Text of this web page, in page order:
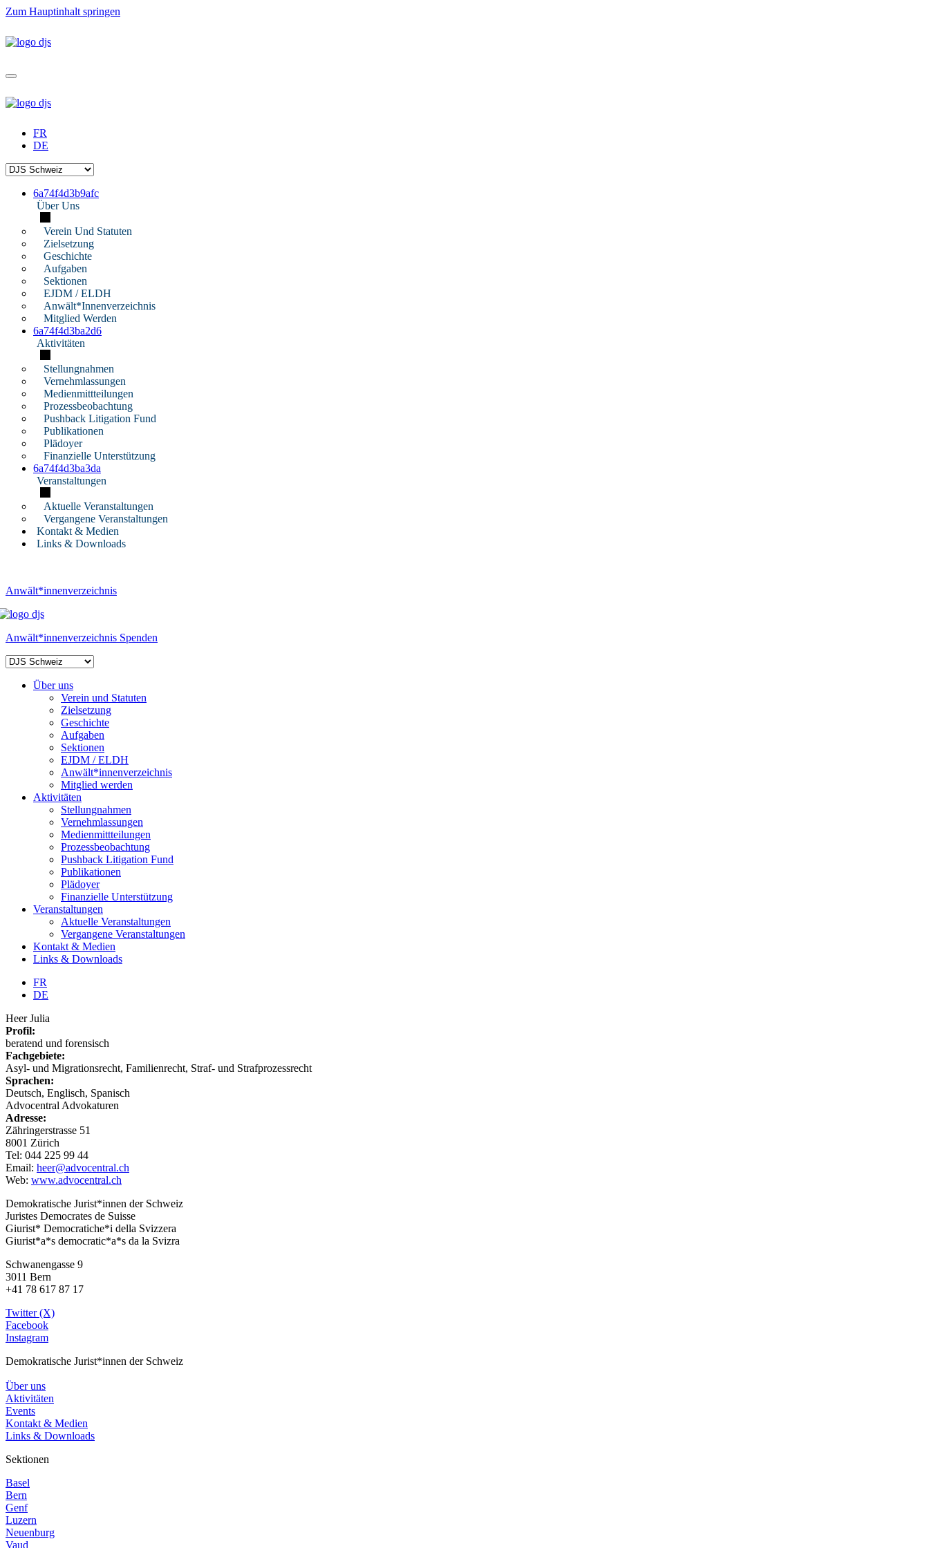
Zum Hauptinhalt springen
FR
DE
6a74f4d3b9afc
Über Uns
Verein Und Statuten
Zielsetzung
Geschichte
Aufgaben
Sektionen
EJDM / ELDH
Anwält*innenverzeichnis
Mitglied Werden
6a74f4d3ba2d6
Aktivitäten
Stellungnahmen
Vernehmlassungen
Medienmittteilungen
Prozessbeobachtung
Pushback Litigation Fund
Publikationen
Plädoyer
Finanzielle Unterstützung
6a74f4d3ba3da
Veranstaltungen
Aktuelle Veranstaltungen
Vergangene Veranstaltungen
Kontakt & Medien
Links & Downloads
Anwält*innenverzeichnis
Anwält*innenverzeichnis Spenden
Über uns
Verein und Statuten
Zielsetzung
Geschichte
Aufgaben
Sektionen
EJDM / ELDH
Anwält*innenverzeichnis
Mitglied werden
Aktivitäten
Stellungnahmen
Vernehmlassungen
Medienmittteilungen
Prozessbeobachtung
Pushback Litigation Fund
Publikationen
Plädoyer
Finanzielle Unterstützung
Veranstaltungen
Aktuelle Veranstaltungen
Vergangene Veranstaltungen
Kontakt & Medien
Links & Downloads
FR
DE
Heer Julia
Profil:
beratend und forensisch
Fachgebiete:
Asyl- und Migrationsrecht, Familienrecht, Straf- und Strafprozessrecht
Sprachen:
Deutsch, Englisch, Spanisch
Advocentral Advokaturen
Adresse:
Zähringerstrasse 51
8001 Zürich
Tel: 044 225 99 44
Email: heer@advocentral.ch
Web: www.advocentral.ch
Demokratische Jurist*innen der Schweiz
Juristes Democrates de Suisse
Giurist* Democratiche*i della Svizzera
Giurist*a*s democratic*a*s da la Svizra
Schwanengasse 9
3011 Bern
+41 78 617 87 17
Twitter (X)
Facebook
Instagram
Demokratische Jurist*innen der Schweiz
Über uns
Aktivitäten
Events
Kontakt & Medien
Links & Downloads
Sektionen
Basel
Bern
Genf
Luzern
Neuenburg
Vaud